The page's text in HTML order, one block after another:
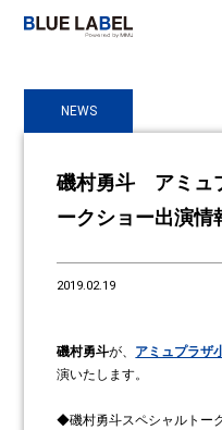
磯村勇斗 アミュ
ークショー出演情
2019.02.19
磯村勇斗が、 アミュプラザ
演いたします。
◆磯村勇斗スペシャルトー
NEWS